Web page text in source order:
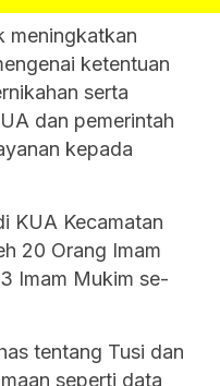
meningkatkan
ketentuan
serta
dan pemerintah
kepada
KUA Kecamatan
20 Orang Imam
Imam Mukim se-
tentang Tusi dan
seperti data